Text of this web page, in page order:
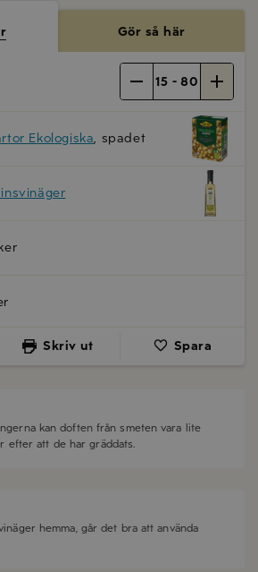
Gör så här
15 - 80
Ekologiska, spadet
Skriv ut Spara
kan doften från smeten vara lite
efter att de har gräddats.
hemma, går det bra att använda